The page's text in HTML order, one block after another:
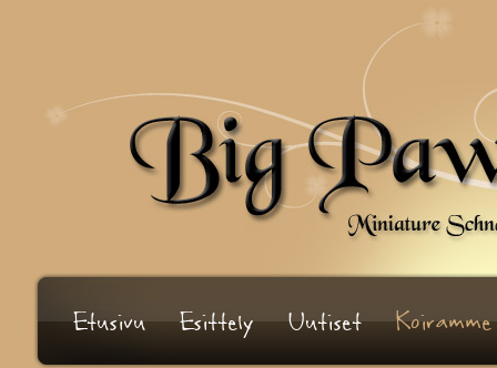
Etusivu Esittely Uutiset Koiramme